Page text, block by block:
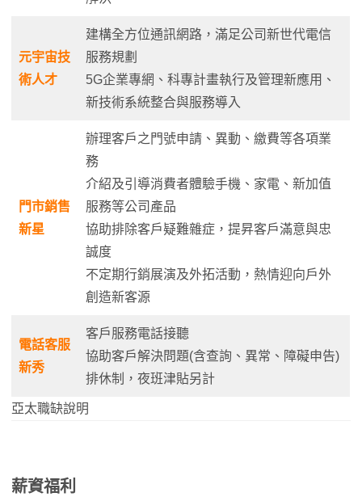
元宇宙技
術人才
建構全方位通訊網路，滿足公司新世代電信
服務規劃
5G企業專網、科專計畫執行及管理新應用、
新技術系統整合與服務導入
門市銷售
新星
辦理客戶之門號申請、異動、繳費等各項業
務
介紹及引導消費者體驗手機、家電、新加值
服務等公司產品
協助排除客戶疑難雜症，提昇客戶滿意與忠
誠度
不定期行銷展演及外拓活動，熱情迎向戶外
創造新客源
電話客服
新秀
客戶服務電話接聽
協助客戶解決問題(含查詢、異常、障礙申告)
排休制，夜班津貼另計
亞太職缺說明
薪資福利